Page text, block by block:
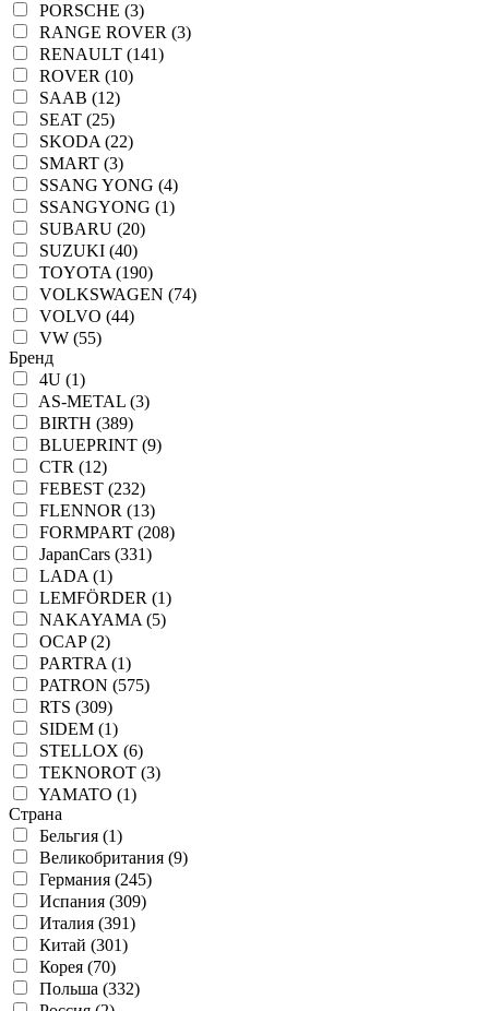
PORSCHE (3)
RANGE ROVER (3)
RENAULT (141)
ROVER (10)
SAAB (12)
SEAT (25)
SKODA (22)
SMART (3)
SSANG YONG (4)
SSANGYONG (1)
SUBARU (20)
SUZUKI (40)
TOYOTA (190)
VOLKSWAGEN (74)
VOLVO (44)
VW (55)
Бренд
4U (1)
AS-METAL (3)
BIRTH (389)
BLUEPRINT (9)
CTR (12)
FEBEST (232)
FLENNOR (13)
FORMPART (208)
JapanCars (331)
LADA (1)
LEMFÖRDER (1)
NAKAYAMA (5)
OCAP (2)
PARTRA (1)
PATRON (575)
RTS (309)
SIDEM (1)
STELLOX (6)
TEKNOROT (3)
YAMATO (1)
Страна
Бельгия (1)
Великобритания (9)
Германия (245)
Испания (309)
Италия (391)
Китай (301)
Корея (70)
Польша (332)